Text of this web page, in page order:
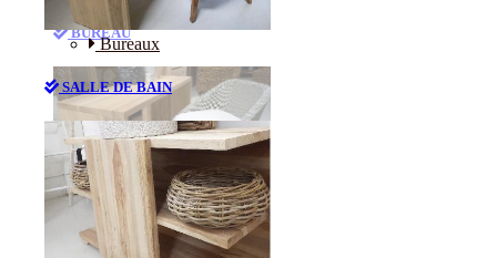
Bureaux
SALLE DE BAIN
BUREAU
Bureaux